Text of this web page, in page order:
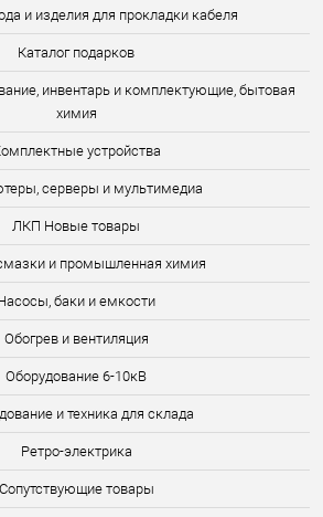
и изделия для прокладки кабеля
Каталог подарков
инвентарь и комплектующие, бытовая
химия
устройства
серверы и мультимедиа
ЛКП Новые товары
и промышленная химия
баки и емкости
Обогрев и вентиляция
Оборудование 6-10кВ
и техника для склада
Ретро-электрика
Сопутствующие товары